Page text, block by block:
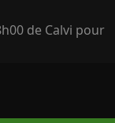
de Calvi pour